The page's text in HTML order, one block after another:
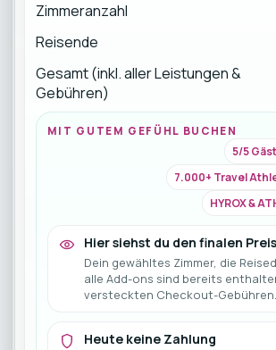
Zimmeranzahl
Reisende
Gesamt (inkl. aller Leistungen &
Gebühren)
MIT GUTEM GEFÜHL BUCHEN
5/5
7.000+ Travel
HYROX &
Hier siehst du den finalen Preis
Dein gewähltes Zimmer, die
alle Add-ons sind bereits
versteckten Checkout-Gebühren.
Heute keine Zahlung